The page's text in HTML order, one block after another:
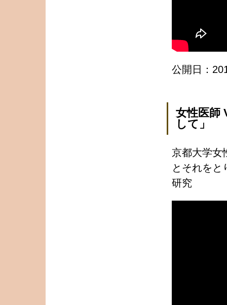
公開日：
女性医師
して」
京都大学女
とそれをと
研究